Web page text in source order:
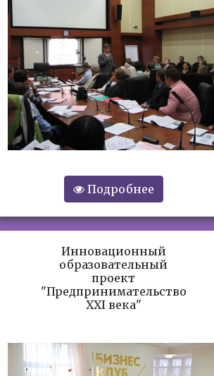
Подробнее
Инновационный
образовательный
проект
"Предпринимательство
ХХI века"